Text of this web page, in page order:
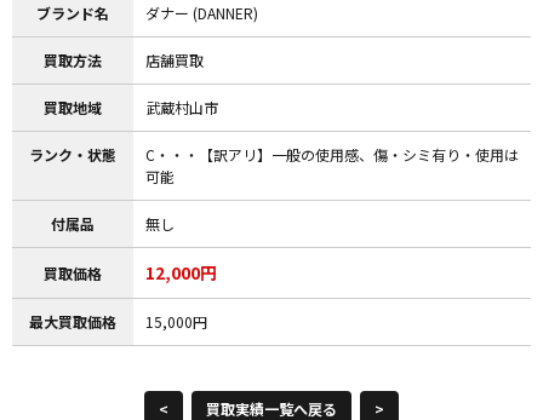
ブランド名 ダナー (DANNER)
買取方法 店舗買取
買取地域 武蔵村山市
ランク・状態
C・・・【訳アリ】一般の使用感、傷・シミ有り・使用は
可能
付属品 無し
買取価格 12,000円
最大買取価格 15,000円
< 買取実績一覧へ戻る >